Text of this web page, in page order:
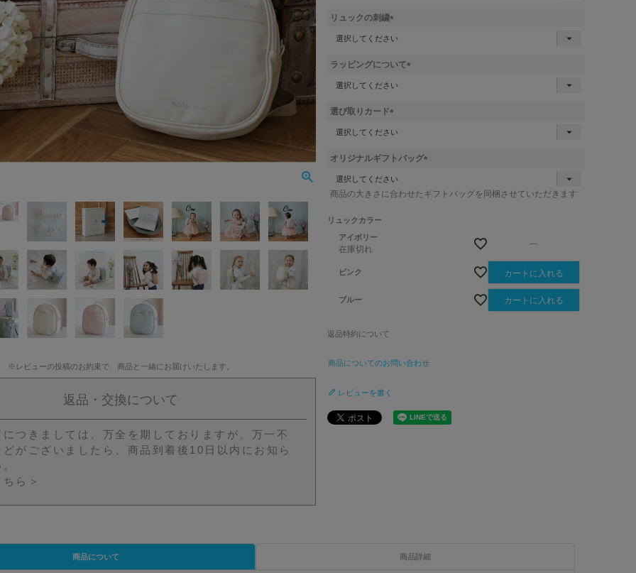
※レビューの投稿のお約束で、商品と一緒にお届けいたします。
返品・交換について
つきましては、万全を期しておりますが、万一不
がございましたら、商品到着後10日以内にお知ら
ら＞
リュックの刺繍
ラッピングについて
選び取りカード
須
オリジナルギフトバッグ
須
商品の大きさに合わせたギフトバッグを同梱させていただきます
リュックカラー
アイボリー
在庫切れ
—
ピンク カートに入れる
ブルー カートに入れる
返品特約について
商品についてのお問い合わせ
レビューを書く
商品について 商品詳細